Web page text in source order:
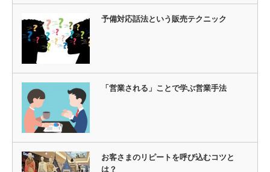
予備対応話法という販売テクニック
「営業される」ことで学ぶ営業手法
お客さまのリピートを呼び込むコツと
は？